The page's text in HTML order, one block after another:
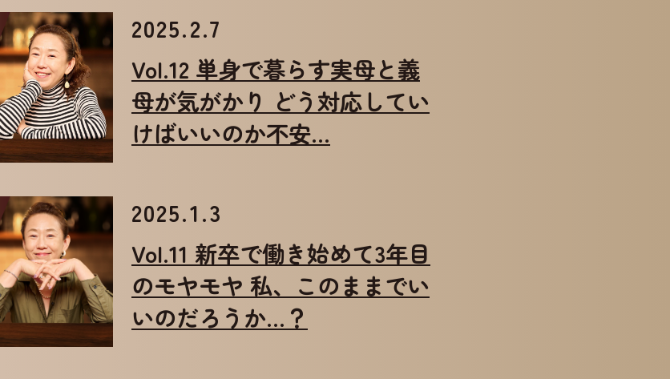
2025.2.7
Vol.12 単身で暮らす実母と義
母が気がかり どう対応してい
けばいいのか不安…
2025.1.3
Vol.11 新卒で働き始めて3年目
のモヤモヤ 私、このままでい
いのだろうか…？